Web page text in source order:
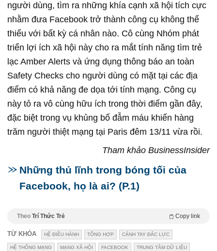
người dùng, tìm ra những khía cạnh xã hội tích cực
nhằm đưa Facebook trở thành công cụ không thể
thiếu với bất kỳ cá nhân nào. Cô cùng Nhóm phát
triển lợi ích xã hội này cho ra mắt tính năng tìm trẻ
lạc Amber Alerts và ứng dụng thông báo an toàn
Safety Checks cho người dùng có mặt tại các địa
điểm có khả năng đe dọa tới tính mạng. Công cụ
này tỏ ra vô cùng hữu ích trong thời điểm gần đây,
đặc biệt trong vụ khủng bố đẫm máu khiến hàng
trăm người thiệt mạng tại Paris đêm 13/11 vừa rồi.
Tham khảo BusinessInsider
Những thủ lĩnh trong bóng tối của
Facebook, họ là ai? (P.1)
Theo Trí Thức Trẻ Copy link
TỪ KHÓA HỆ ĐIỀU HÀNH TỔNG HỢP CÁNH TAY ĐẮC LỰC
HỆ THỐNG MẠNG MẠNG XÃ HỘI FACEBOOK TRUNG TÂM DỮ LIỆU